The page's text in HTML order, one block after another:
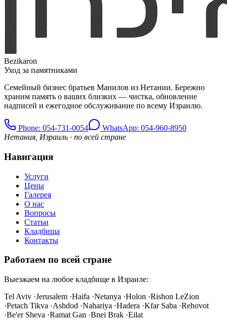
Bezikaron
Уход за памятниками
Семейный бизнес братьев Манилов из Нетании. Бережно
храним память о ваших близких — чистка, обновление
надписей и ежегодное обслуживание по всему Израилю.
Phone: 054-731-0054
WhatsApp: 054-960-8950
Нетания, Израиль · по всей стране
Навигация
Услуги
Цены
Галерея
О нас
Вопросы
Статьи
Кладбища
Контакты
Работаем по всей стране
Выезжаем на любое кладбище в Израиле:
Tel Aviv ·Jerusalem ·Haifa ·Netanya ·Holon ·Rishon LeZion
·Petach Tikva ·Ashdod ·Nahariya ·Hadera ·Kfar Saba ·Rehovot
·Be'er Sheva ·Ramat Gan ·Bnei Brak ·Eilat